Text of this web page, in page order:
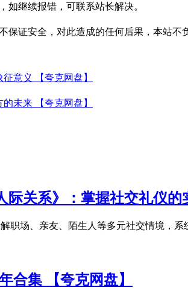
如继续报错，可联系站长解决。
保证安全，对此造成的任何后果，本站不
意义 【夸克网盘】
未来 【夸克网盘】
际关系》：掌握社交礼仪的
职场、亲友、陌生人等多元社交情境，系
合集 【夸克网盘】